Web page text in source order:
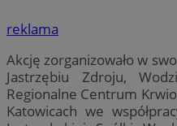
reklama
Akcję zorganizowało w
Jastrzębiu Zdroju,
Regionalne Centrum
Katowicach we